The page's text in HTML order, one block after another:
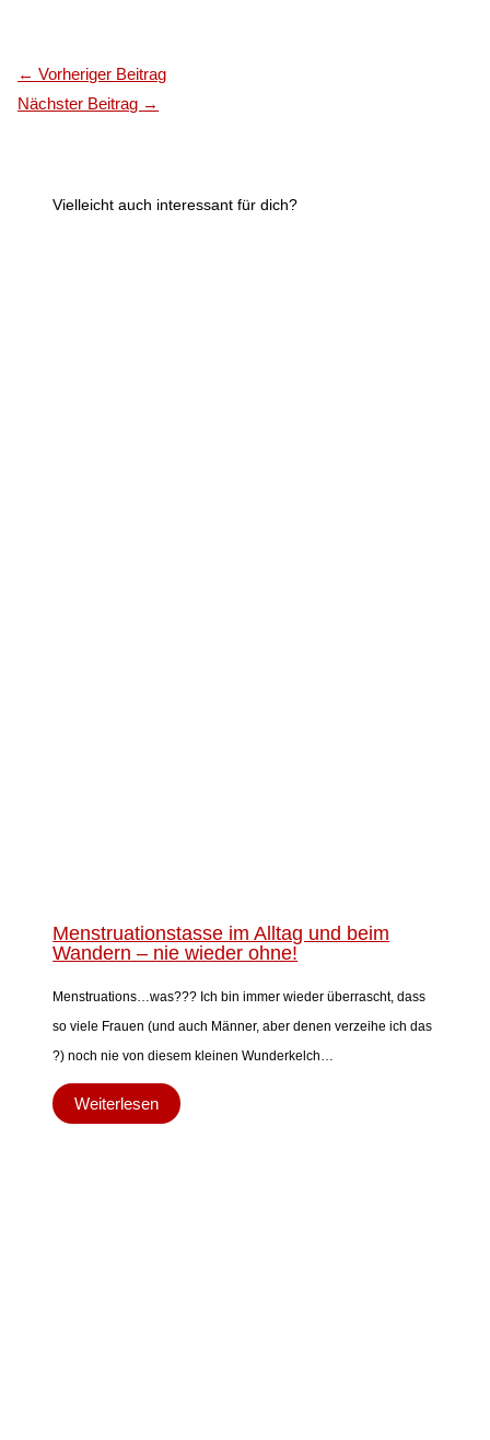
← Vorheriger Beitrag
Nächster Beitrag →
Vielleicht auch interessant für dich?
Menstruationstasse im Alltag und beim
Wandern – nie wieder ohne!
Menstruations…was??? Ich bin immer wieder überrascht, dass
so viele Frauen (und auch Männer, aber denen verzeihe ich das
?) noch nie von diesem kleinen Wunderkelch…
Weiterlesen